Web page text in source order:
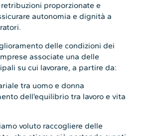
proporzionate e
autonomia e dignità a
delle condizioni dei
associate una delle
su cui lavorare, a partire da:
tra uomo e donna
dell’equilibrio tra lavoro e vita
voluto raccogliere delle